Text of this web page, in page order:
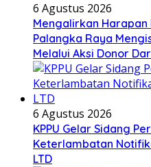
6 Agustus 2026
Mengalirkan Harapan
Palangka Raya
Melalui Aksi Donor
6 Agustus 2026
KPPU Gelar Sidang
Keterlambatan
LTD